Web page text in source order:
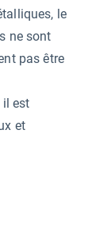
le
ne sont
pas être
il est
et